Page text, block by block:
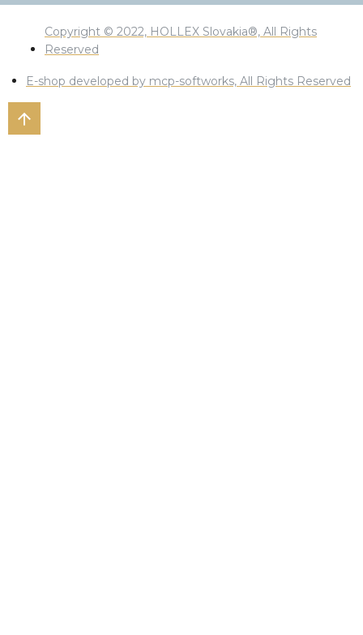
Copyright © 2022, HOLLEX Slovakia®, All Rights
Reserved
E-shop developed by mcp-softworks, All Rights Reserved